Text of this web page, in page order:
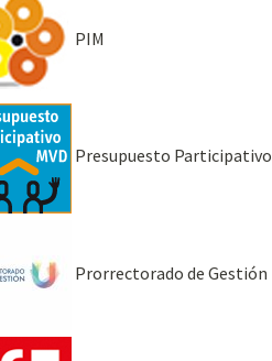
PIM
Presupuesto Participativo
Prorrectorado de Gestión